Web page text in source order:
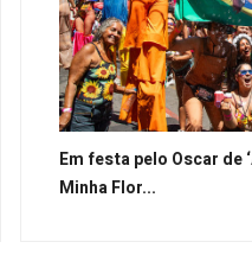
Em festa pelo Oscar de
Minha Flor...